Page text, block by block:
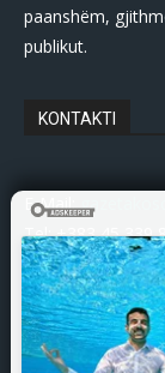
paanshëm,
publikut.
KONTAKTI
E-Mail:
Tel: +383 45 339